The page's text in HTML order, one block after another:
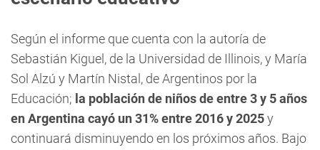
Según el informe que cuenta con la autoría de
Sebastián Kiguel, de la Universidad de Illinois, y María
Sol Alzú y Martín Nistal, de Argentinos por la
Educación; la población de niños de entre 3 y 5 años
en Argentina cayó un 31% entre 2016 y 2025y
continuará disminuyendo en los próximos años. Bajo